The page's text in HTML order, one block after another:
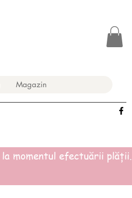
Magazin
la momentul efectuării plății.